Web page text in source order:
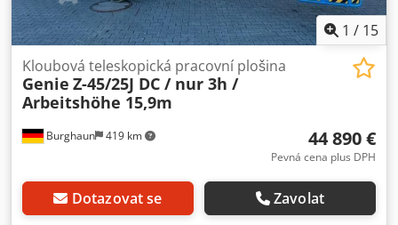
1 / 15
Burghaun 419 km
Kloubová teleskopická pracovní plošina
Genie Z-45/25J DC / nur 3h /
Arbeitshöhe 15,9m
44 890 €
Pevná cena plus DPH
Dotazovat se Zavolat